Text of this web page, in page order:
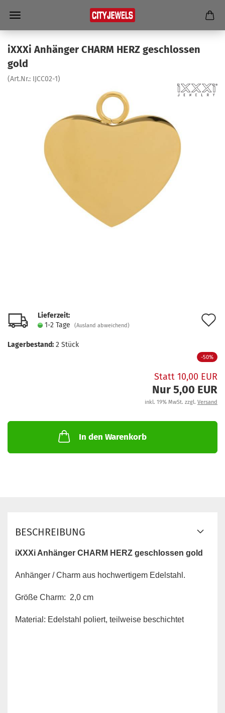
iXXXi An­hän­ger CHARM HERZ ge­schlos­sen
gold
(Art.Nr.: IJCC02-​1)
Lieferzeit:
1-2 Tage
(Ausland abweichend)
Lagerbestand: 2 Stück
-50%
Statt 10,00 EUR
Nur 5,00 EUR
inkl. 19% MwSt. zzgl. Versand
In den Warenkorb
BESCHREIBUNG
iXXXi Anhänger CHARM HERZ geschlossen gold
Anhänger / Charm aus hochwertigem Edelstahl.
Größe Charm: 2,0 cm
Material: Edelstahl poliert, teilweise beschichtet